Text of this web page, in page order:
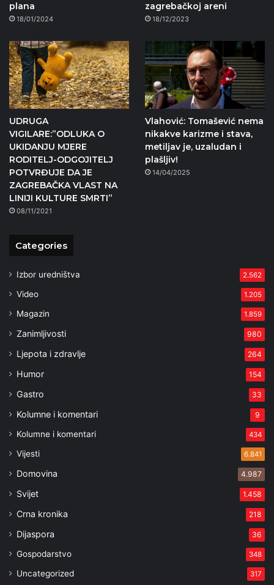
plana
18/01/2024
zagrebačkoj areni
18/12/2023
UDRUGA
VIGILARE:”ODLUKA O
UKIDANJU MJERE
RODITELJ-ODGOJITELJ
POTVRĐUJE DA JE
ZAGREBAČKA VLAST NA
LINIJI KULTURE SMRTI”
08/11/2021
Vlahović: Tomašević nema
nikakve karizme i stava,
metiljav je, uzaludan i
plašljiv!
14/04/2025
Categories
Izbor uredništva 2.562
Video 1.205
Magazin 1.859
Zanimljivosti 980
Ljepota i zdravlje 264
Humor 154
Gastro 33
Kolumne i komentari 9
Kolumne i komentari 434
Vijesti 6.841
Domovina 4.987
Svijet 1.458
Crna kronika 218
Dijaspora 36
Gospodarstvo 348
Uncategorized 317